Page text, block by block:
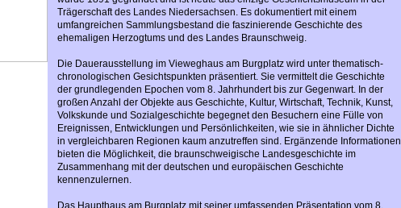
Trägerschaft des Landes Niedersachsen. Es dokumentiert mit einem
umfangreichen Sammlungsbestand die faszinierende Geschichte des
ehemaligen Herzogtums und des Landes Braunschweig.
Die Dauerausstellung im Vieweghaus am Burgplatz wird unter thematisch-
chronologischen Gesichtspunkten präsentiert. Sie vermittelt die Geschichte
der grundlegenden Epochen vom 8. Jahrhundert bis zur Gegenwart. In der
großen Anzahl der Objekte aus Geschichte, Kultur, Wirtschaft, Technik, Kunst,
Volkskunde und Sozialgeschichte begegnet den Besuchern eine Fülle von
Ereignissen, Entwicklungen und Persönlichkeiten, wie sie in ähnlicher Dichte
in vergleichbaren Regionen kaum anzutreffen sind. Ergänzende Informationen
bieten die Möglichkeit, die braunschweigische Landesgeschichte im
Zusammenhang mit der deutschen und europäischen Geschichte
kennenzulernen.
Das Haupthaus am Burgplatz mit seiner umfassenden Präsentation vom 8.